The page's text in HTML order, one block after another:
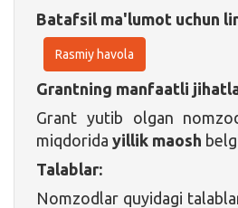
Batafsil ma'lumot uchun
Rasmiy havola
Grantning manfaatli
Grant yutib olgan
miqdorida yillik maosh
Talablar:
Nomzodlar quyidagi